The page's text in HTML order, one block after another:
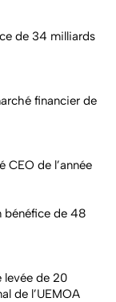
de 34 milliards
financier de
CEO de l’année
bénéfice de 48
levée de 20
de l’UEMOA